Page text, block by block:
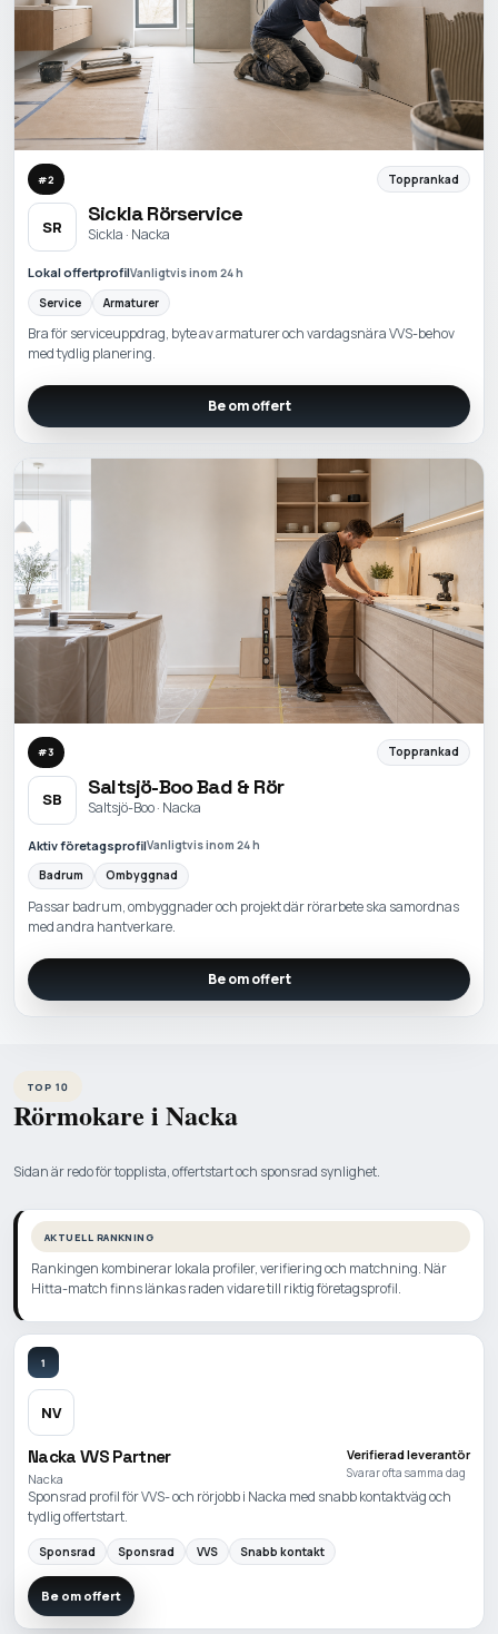
#2 Topprankad
SR
Sickla Rörservice
Sickla · Nacka
Lokal offertprofilVanligtvis inom 24 h
Service
Armaturer
Bra för serviceuppdrag, byte av armaturer och vardagsnära VVS-behov
med tydlig planering.
Be om offert
#3 Topprankad
SB
Saltsjö-Boo Bad & Rör
Saltsjö-Boo · Nacka
Aktiv företagsprofilVanligtvis inom 24 h
Badrum
Ombyggnad
Passar badrum, ombyggnader och projekt där rörarbete ska samordnas
med andra hantverkare.
Be om offert
TOP 10
Rörmokare i Nacka
Sidan är redo för topplista, offertstart och sponsrad synlighet.
AKTUELL RANKNING
Rankingen kombinerar lokala profiler, verifiering och matchning. När
Hitta-match finns länkas raden vidare till riktig företagsprofil.
1
NV
Nacka VVS Partner
Nacka
Verifierad leverantör
Svarar ofta samma dag
Sponsrad profil för VVS- och rörjobb i Nacka med snabb kontaktväg och
tydlig offertstart.
Sponsrad Sponsrad VVS Snabb kontakt
Be om offert